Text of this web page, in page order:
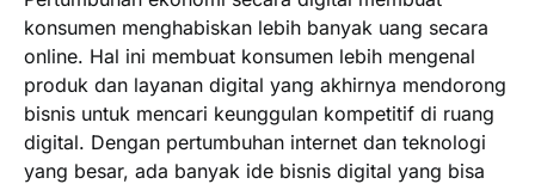
konsumen menghabiskan lebih banyak uang secara
online. Hal ini membuat konsumen lebih mengenal
produk dan layanan digital yang akhirnya mendorong
bisnis untuk mencari keunggulan kompetitif di ruang
digital. Dengan pertumbuhan internet dan teknologi
yang besar, ada banyak ide bisnis digital yang bisa